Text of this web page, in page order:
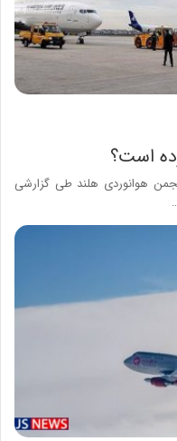
است؟
هوانوردی هلند طی گزارشی